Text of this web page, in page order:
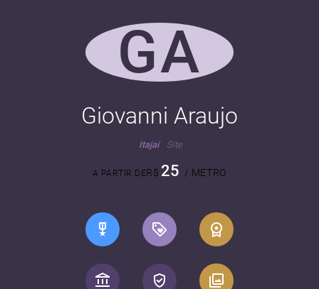
GA
Giovanni Araujo
Itajaí Site
A PARTIR DER$ 25 / METRO